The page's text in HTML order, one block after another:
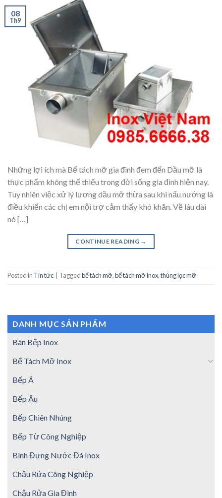
08
Th9
Những lợi ích mà Bể tách mỡ gia đình đem đến Dầu mỡ là
thực phẩm không thể thiếu trong đời sống gia đình hiện nay.
Tuy nhiên việc xử lý lượng dầu mỡ thừa sau khi nấu nướng là
điều khiến các chị em nội trợ cảm thấy khó khăn. Về lâu dài
nó […]
CONTINUE READING →
Posted in Tin tức Taggedbể tách mỡ,bể tách mỡ inox,thùng lọc mỡ
DANH MỤC SẢN PHẨM
Bàn Bếp Inox
Bể Tách Mỡ Inox
Bếp Á
Bếp Âu
Bếp Chiên Nhúng
Bếp Từ Công Nghiệp
Bình Đựng Nước Đá Inox
Chậu Rửa Công Nghiệp
Chậu Rửa Gia Đình